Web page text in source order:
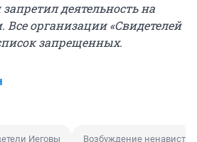
деятельность на
Все организации «Свидетелей
запрещенных.
Иеговы Возбуждение ненависти